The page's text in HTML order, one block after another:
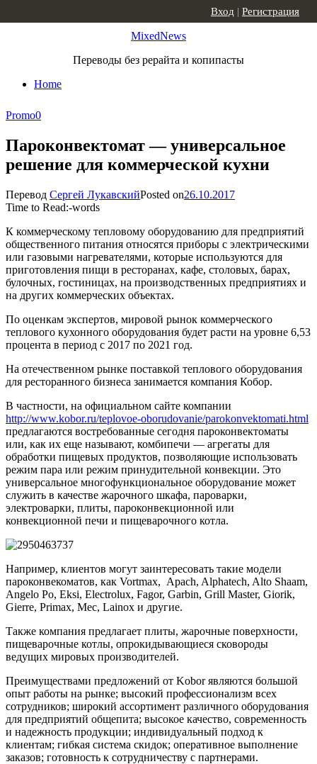
MixedNews
Переводы без рерайта и копипасты
Home
Вход | Регистрация
Promo0
Пароконвектомат — универсальное
решение для коммерческой кухни
Перевод Сергей ЛукавскийPosted on26.10.2017
Time to Read:-words
К коммерческому тепловому оборудованию для предприятий
общественного питания относятся приборы с электрическими
или газовыми нагревателями, которые используются для
приготовления пищи в ресторанах, кафе, столовых, барах,
булочных, гостиницах, на производственных предприятиях и
на других коммерческих объектах.
По оценкам экспертов, мировой рынок коммерческого
теплового кухонного оборудования будет расти на уровне 6,53
процента в период с 2017 по 2021 год.
На отечественном рынке поставкой теплового оборудования
для ресторанного бизнеса занимается компания Кобор.
В частности, на официальном сайте компании
http://www.kobor.ru/teplovoe-oborudovanie/parokonvektomati.html
предлагаются востребованные сегодня пароконвектоматы
или, как их еще называют, комбипечи — агрегаты для
обработки пищевых продуктов, позволяющие использовать
режим пара или режим принудительной конвекции. Это
универсальное многофункциональное оборудование может
служить в качестве жарочного шкафа, пароварки,
электроварки, плиты, пароконвекционной или
конвекционной печи и пищеварочного котла.
Например, клиентов могут заинтересовать такие модели
пароконвекоматов, как Vortmax, Apach, Alphatech, Alto Shaam,
Angelo Po, Eksi, Electrolux, Fagor, Garbin, Grill Master, Giorik,
Gierre, Primax, Mec, Lainox и другие.
Также компания предлагает плиты, жарочные поверхности,
пищеварочные котлы, опрокидывающиеся сковороды
ведущих мировых производителей.
Преимуществами предложений от Kobor являются большой
опыт работы на рынке; высокий профессионализм всех
сотрудников; широкий ассортимент различного оборудования
для предприятий общепита; высокое качество, современность
и надежность продукции; индивидуальный подход к
клиентам; гибкая система скидок; оперативное выполнение
заказов; готовность к сотрудничеству с партнерами.